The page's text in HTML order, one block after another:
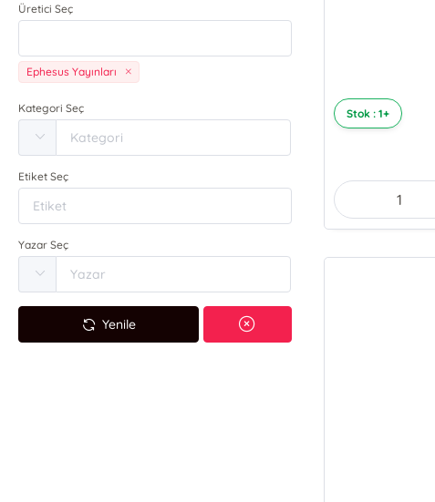
Üretici Seç
Ephesus Yayınları
Kategori Seç
Etiket Seç
Yazar Seç
Yenile
Stok : 1+